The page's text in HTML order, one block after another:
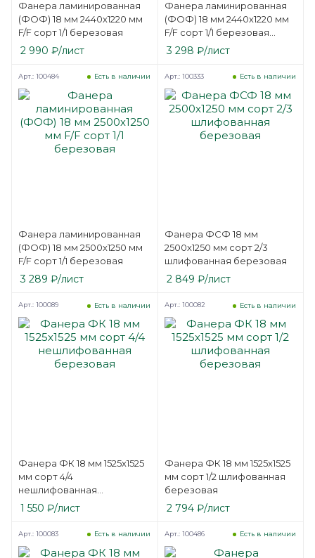
Фанера ламинированная
(ФОФ) 18 мм 2440х1220 мм
F/F сорт 1/1 березовая
2 990 ₽/лист
Фанера ламинированная
(ФОФ) 18 мм 2440х1220 мм
F/F сорт 1/1 березовая
SVEZA-DECK
3 298 ₽/лист
Фанера ламинированная
(ФОФ) 18 мм 2500х1250 мм
F/F сорт 1/1 березовая
Есть в наличии
Арт.: 100484
3 289 ₽/лист
Фанера ФСФ 18 мм
2500х1250 мм сорт 2/3
шлифованная березовая
Есть в наличии
Арт.: 100333
2 849 ₽/лист
Фанера ФК 18 мм 1525х1525
мм сорт 4/4
нешлифованная
березовая
Есть в наличии
Арт.: 100089
1 550 ₽/лист
Фанера ФК 18 мм 1525х1525
мм сорт 1/2 шлифованная
березовая
Есть в наличии
Арт.: 100082
2 794₽/лист
Есть в наличии
Арт.: 100083 Есть в наличии
Арт.: 100486